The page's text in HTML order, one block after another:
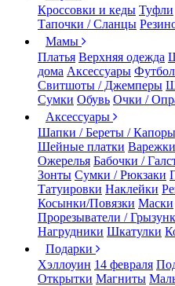
Кроссовки и кеды Туфли
Тапочки / Сланцы
Мамы
Платья Верхняя одежда
дома Аксессуары
Свитшоты / Джемперы
Сумки Обувь Очки /
Аксессуары
Шапки / Береты / Капоры
Шейные платки
Ожерелья Бабочки /
Зонты Сумки / Рюкзаки
Татуировки Наклейки
Косынки/Повязки Маски
Прорезыватели /
Нагрудники Шкатулки
Подарки
Хэллоуин 14 февраля
Открытки Магниты